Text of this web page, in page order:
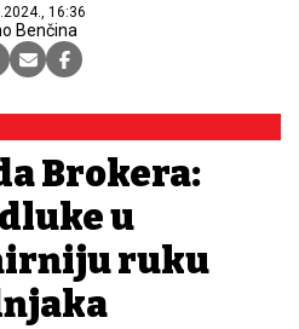
16:36
Benčina
Brokera:
u
ruku